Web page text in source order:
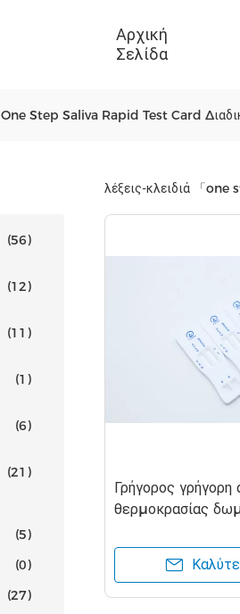
Αρχική
Σελίδα
One Step Saliva Rapid Test Card
(56)
(12)
(11)
(1)
(6)
(21)
(5)
(0)
(27)
λέξεις-κλειδιά 「one
Γρήγορος γρήγορη
θερμοκρασίας
βημάτων